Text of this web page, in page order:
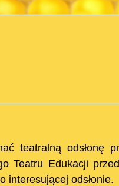
teatralną odsłonę
Teatru Edukacji
interesującej odsłonie.